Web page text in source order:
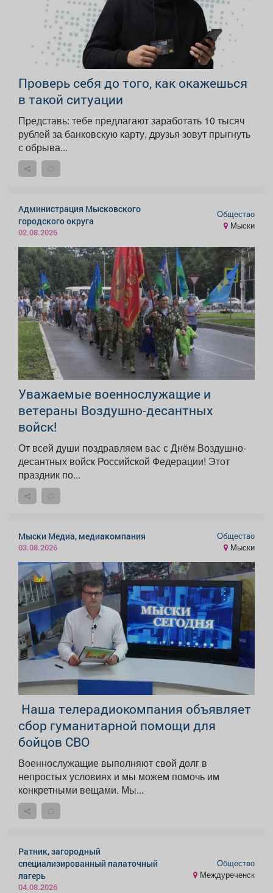
Проверь себя до того, как окажешься
в такой ситуации
Представь: тебе предлагают заработать 10 тысяч
рублей за банковскую карту, друзья зовут прыгнуть
с обрыва...
Администрация Мысковского
городского округа
02.08.2026
Общество
Мыски
Уважаемые военнослужащие и
ветераны Воздушно-десантных
войск!
От всей души поздравляем вас с Днём Воздушно-
десантных войск Российской Федерации! Этот
праздник по...
Мыски Медиа, медиакомпания
03.08.2026
Общество
Мыски
Наша телерадиокомпания объявляет
сбор гуманитарной помощи для
бойцов СВО
Военнослужащие выполняют свой долг в
непростых условиях и мы можем помочь им
конкретными вещами. Мы...
Ратник, загородный
специализированный палаточный
лагерь
04.08.2026
Общество
Междуреченск